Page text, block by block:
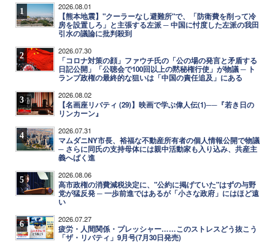
1 2026.08.01
【熊本地震】"クーラーなし避難所"で、「防衛費を削って冷
房を設置しろ」と主張する左派 ─ 中国に忖度した左派の我田
引水の議論に批判殺到
2 2026.07.30
「コロナ対策の顔」ファウチ氏の「公の場の発言と矛盾する
日記公開」「公聴会で100回以上の黙秘権行使」が物議 ─ ト
ランプ政権の最終的な狙いは「中国の責任追及」にある
3 2026.08.02
【名画座リバティ (29)】映画で学ぶ偉人伝(1)──『若き日の
リンカーン』
4 2026.07.31
マムダニNY市長、裕福な不動産所有者の個人情報公開で物議
─ さらに同氏の支持母体には親中活動家も入り込み、共産主
義へばく進
5 2026.08.06
高市政権の消費減税決定に、"公約に掲げていた"はずの与野
党が猛反発 ─ 一歩前進ではあるが「小さな政府」にはほど遠
い
6 2026.07.27
疲労・人間関係・プレッシャー……このストレスどう抜こう
「ザ・リバティ」9月号(7月30日発売)